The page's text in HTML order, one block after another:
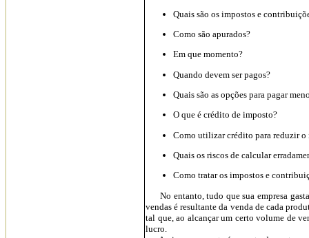
Quais são os impostos e
Como são apurados?
Em que momento?
Quando devem ser pagos?
Quais são as opções para pagar
O que é crédito de imposto?
Como utilizar crédito para reduzir o
Quais os riscos de calcular
Como tratar os impostos e
No entanto, tudo que sua empresa
vendas é resultante da venda de cada
tal que, ao alcançar um certo volume de
lucro.